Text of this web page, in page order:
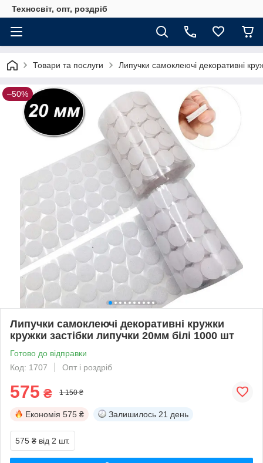
Техносвіт, опт, роздріб
Товари та послуги Липучки самоклеючі декоративні
–50%
Липучки самоклеючі декоративні кружки
кружки застібки липучки 20мм білі 1000 шт
Готово до відправки
Код: 1707
Опт і роздріб
575 ₴ 1 150 ₴
Економія 575 ₴ Залишилось 21 день
575 ₴ від 2 шт.